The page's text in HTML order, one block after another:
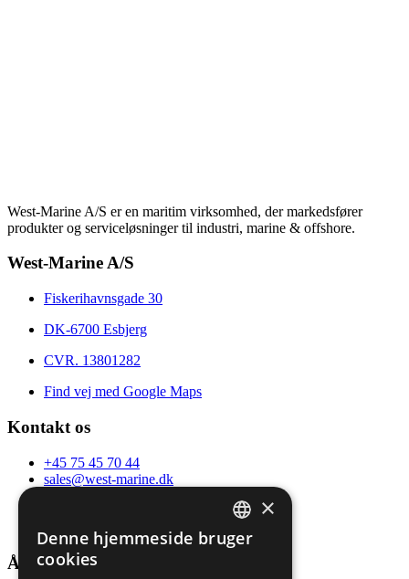
West-Marine A/S er en maritim virksomhed, der markedsfører
produkter og serviceløsninger til industri, marine & offshore.
West-Marine A/S
Fiskerihavnsgade 30
DK-6700 Esbjerg
CVR. 13801282
Find vej med Google Maps
Kontakt os
+45 75 45 70 44
sales@west-marine.dk
Følg os på Facebook
Åbningstider
DANISH
×
Denne hjemmeside bruger
cookies